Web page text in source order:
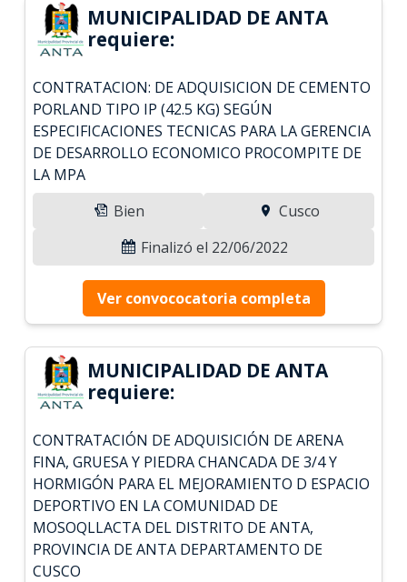
MUNICIPALIDAD DE ANTA
requiere:
CONTRATACION: DE ADQUISICION DE CEMENTO
PORLAND TIPO IP (42.5 KG) SEGÚN
ESPECIFICACIONES TECNICAS PARA LA GERENCIA
DE DESARROLLO ECONOMICO PROCOMPITE DE
LA MPA
Bien
Cusco
Finalizó el 22/06/2022
Ver convococatoria completa
MUNICIPALIDAD DE ANTA
requiere:
CONTRATACIÓN DE ADQUISICIÓN DE ARENA
FINA, GRUESA Y PIEDRA CHANCADA DE 3/4 Y
HORMIGÓN PARA EL MEJORAMIENTO D ESPACIO
DEPORTIVO EN LA COMUNIDAD DE
MOSOQLLACTA DEL DISTRITO DE ANTA,
PROVINCIA DE ANTA DEPARTAMENTO DE
CUSCO